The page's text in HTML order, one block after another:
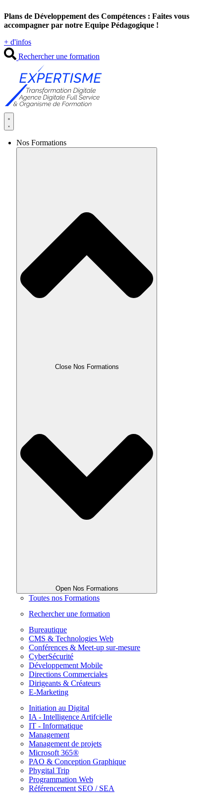
au
contenu
Plans de Développement des Compétences : Faites vous
accompagner par notre Equipe Pédagogique !
+ d'infos
Rechercher une formation
Nos Formations
Close Nos Formations
Open Nos Formations
Toutes nos Formations
Rechercher une formation
Bureautique
CMS & Technologies Web
Conférences & Meet-up sur-mesure
CyberSécurité
Développement Mobile
Directions Commerciales
Dirigeants & Créateurs
E-Marketing
Initiation au Digital
IA - Intelligence Artifcielle
IT - Informatique
Management
Management de projets
Microsoft 365®
PAO & Conception Graphique
Phygital Trip
Programmation Web
Référencement SEO / SEA